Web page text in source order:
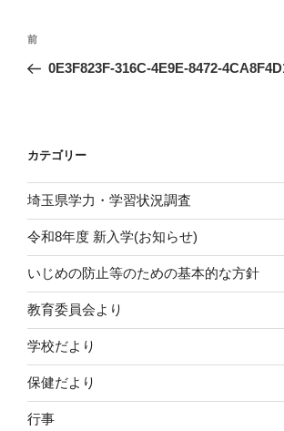
投
ナ
ー
シ
ョ
ン
前
の
前
0E3F823F-316C-4E9E-8472-
カテゴリー
埼玉県学力・学習状況調査
令和8年度 新入学(お知らせ)
いじめの防止等のための基本的な方針
教育委員会より
学校だより
保健だより
行事